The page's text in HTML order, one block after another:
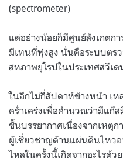
(spectrometer)
แต่อย่างน้อยก็มีศูนย์สังเกต
มีเทนที่พุ่งสูง นั่นคือระบบตร
สหภาพยุโรปในประเทศสวีเด
ในอีกไม่กี่สัปดาห์ข้างหน้า เห
คร่ำเคร่งเพื่อคำนวณว่ามีแก๊
ชั้นบรรยากาศเนื่องจากเหตุ
ผู้เชี่ยวชาญด้านแผ่นดินไหวอ
ไหลในครั้งนี้เกิดจากอะไรด้